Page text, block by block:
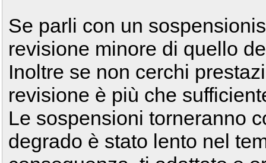
Se parli con un
revisione minore di quello
Inoltre se non cerchi
revisione è più che
Le sospensioni torneranno
degrado è stato lento nel